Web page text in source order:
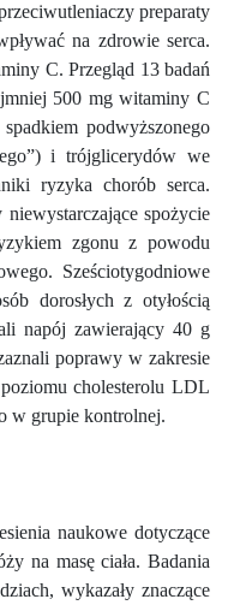
preparaty
na zdrowie serca.
C. Przegląd 13 badań
500 mg witaminy C
podwyższonego
i trójglicerydów we
ryzyka chorób serca.
spożycie
zgonu z powodu
Sześciotygodniowe
dorosłych z otyłością
napój zawierający 40 g
poprawy w zakresie
cholesterolu LDL
w grupie kontrolnej.
naukowe dotyczące
na masę ciała. Badania
wykazały znaczące